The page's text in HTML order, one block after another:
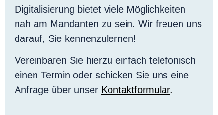
Digitalisierung bietet viele Möglichkeiten
nah am Mandanten zu sein. Wir freuen uns
darauf, Sie kennenzulernen!
Vereinbaren Sie hierzu einfach telefonisch
einen Termin oder schicken Sie uns eine
Anfrage über unser Kontaktformular.